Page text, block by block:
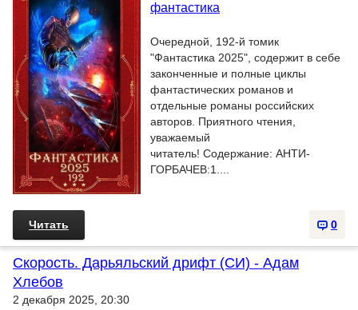
фантастика
Очередной, 192-й томик
"Фантастика 2025", содержит в себе
законченные и полные циклы
фантастических романов и
отдельные романы российских
авторов. Приятного чтения,
уважаемый
читатель! Содержание: АНТИ-
ГОРБАЧЕВ:1....
0
Читать
Скорость. Дарьяльский дрифт (СИ) - Адам
Хлебов
2 декабря 2025, 20:30